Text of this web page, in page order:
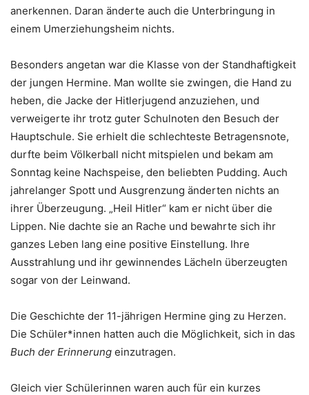
anerkennen. Daran änderte auch die Unterbringung in
einem Umerziehungsheim nichts.
Besonders angetan war die Klasse von der Standhaftigkeit
der jungen Hermine. Man wollte sie zwingen, die Hand zu
heben, die Jacke der Hitlerjugend anzuziehen, und
verweigerte ihr trotz guter Schulnoten den Besuch der
Hauptschule. Sie erhielt die schlechteste Betragensnote,
durfte beim Völkerball nicht mitspielen und bekam am
Sonntag keine Nachspeise, den beliebten Pudding. Auch
jahrelanger Spott und Ausgrenzung änderten nichts an
ihrer Überzeugung. „Heil Hitler“ kam er nicht über die
Lippen. Nie dachte sie an Rache und bewahrte sich ihr
ganzes Leben lang eine positive Einstellung. Ihre
Ausstrahlung und ihr gewinnendes Lächeln überzeugten
sogar von der Leinwand.
Die Geschichte der 11-jährigen Hermine ging zu Herzen.
Die Schüler*innen hatten auch die Möglichkeit, sich in das
Buch der Erinnerung einzutragen.
Gleich vier Schülerinnen waren auch für ein kurzes